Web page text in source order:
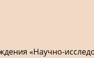
«Научно-